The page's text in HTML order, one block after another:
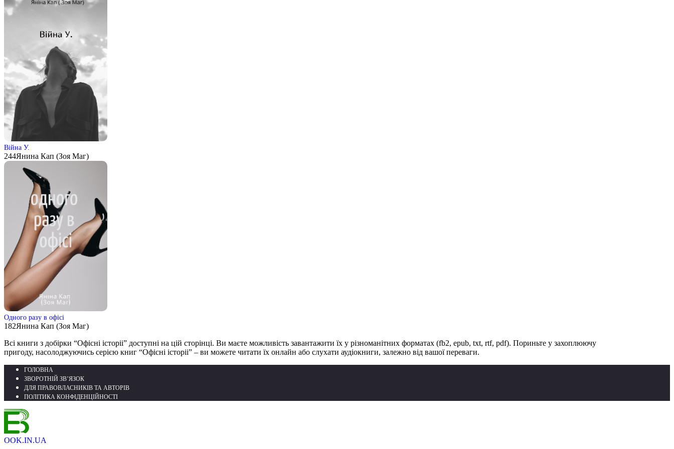
Війна У.
244Янина Кап (Зоя Маг)
Одного разу в офісі
182Янина Кап (Зоя Маг)
Всі книги з добірки “Офісні історіі” доступні на цій сторінці. Ви маєте можливість завантажити їх у різноманітних форматах (fb2, epub, txt, rtf, pdf). Пориньте у захоплюючу
пригоду, насолоджуючись серією книг “Офісні історіі” – ви можете читати їх онлайн або слухати аудіокниги, залежно від вашої переваги.
ГОЛОВНА
ЗВОРОТНІЙ ЗВ’ЯЗОК
ДЛЯ ПРАВОВЛАСНИКІВ ТА АВТОРІВ
ПОЛІТИКА КОНФІДЕНЦІЙНОСТІ
OOK.IN.UA